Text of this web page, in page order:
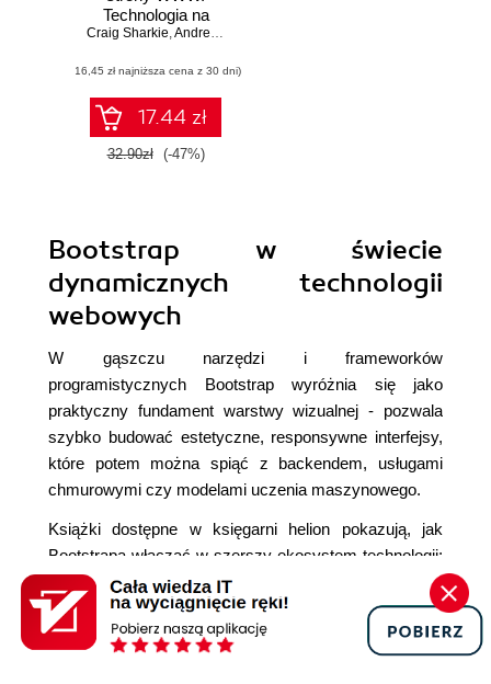
Technologia na
start!
Craig Sharkie,Andrew Fisher
(16,45 zł najniższa cena z 30 dni)
17.44 zł
32.90zł (-47%)
Bootstrap w świecie
dynamicznych technologii
webowych
W gąszczu narzędzi i frameworków
programistycznych Bootstrap wyróżnia się jako
praktyczny fundament warstwy wizualnej - pozwala
szybko budować estetyczne, responsywne interfejsy,
które potem można spiąć z backendem, usługami
chmurowymi czy modelami uczenia maszynowego.
Książki dostępne w księgarni helion pokazują, jak
Bootstrapa włączać w szerszy ekosystem technologii:
od aplikacji opartych naASP.NET Core MVC
, przez
projekty zAngularlubVue.js
, aż po klasyczne
rozwiązania HTML, CSS i JavaScript. W tytule
ASP.NET Core, Angular i Bootstrap. Kompletny